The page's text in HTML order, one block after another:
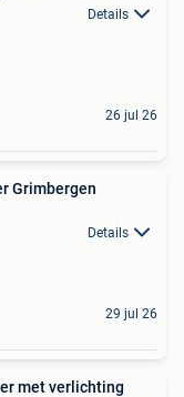
Details
26 jul 26
Grimbergen
Details
29 jul 26
jupiler met verlichting